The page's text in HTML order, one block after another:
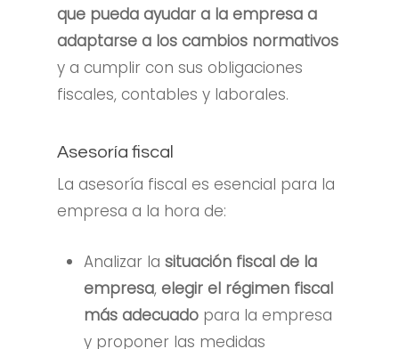
que pueda ayudar a la empresa a
adaptarse a los cambios normativos
y a cumplir con sus obligaciones
fiscales, contables y laborales.
Asesoría fiscal
La asesoría fiscal es esencial para la
empresa a la hora de:
Analizar lasituación fiscal de la
empresa,elegir el régimen fiscal
más adecuado para la empresa
y proponer las medidas